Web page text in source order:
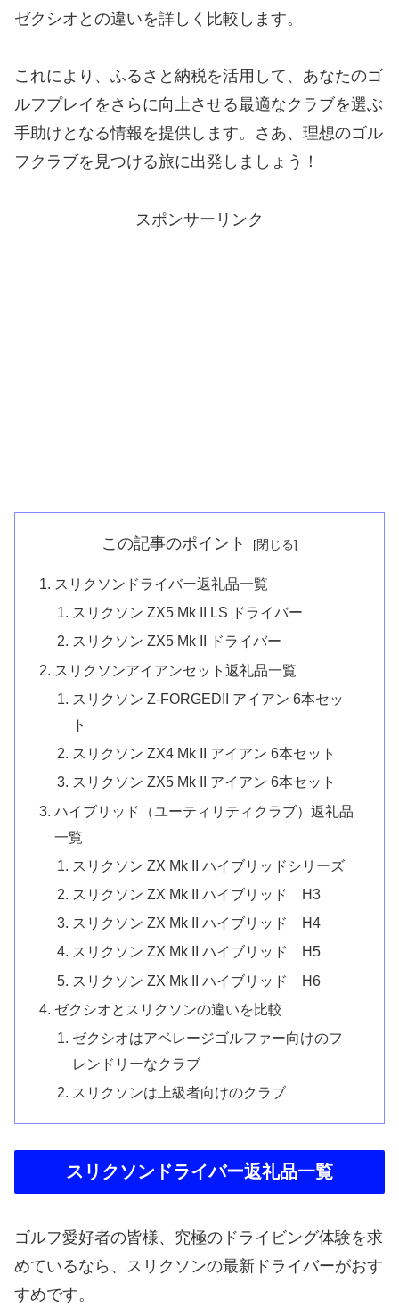
ゼクシオとの違いを詳しく比較します。
これにより、ふるさと納税を活用して、あなたのゴ
ルフプレイをさらに向上させる最適なクラブを選ぶ
手助けとなる情報を提供します。さあ、理想のゴル
フクラブを見つける旅に出発しましょう！
スポンサーリンク
この記事のポイント
スリクソンドライバー返礼品一覧
スリクソン ZX5 Mk II LS ドライバー
スリクソン ZX5 Mk II ドライバー
スリクソンアイアンセット返礼品一覧
スリクソン Z-FORGEDII アイアン 6本セッ
ト
スリクソン ZX4 Mk II アイアン 6本セット
スリクソン ZX5 Mk II アイアン 6本セット
ハイブリッド（ユーティリティクラブ）返礼品
一覧
スリクソン ZX Mk II ハイブリッドシリーズ
スリクソン ZX Mk II ハイブリッド H3
スリクソン ZX Mk II ハイブリッド H4
スリクソン ZX Mk II ハイブリッド H5
スリクソン ZX Mk II ハイブリッド H6
ゼクシオとスリクソンの違いを比較
ゼクシオはアベレージゴルファー向けのフ
レンドリーなクラブ
スリクソンは上級者向けのクラブ
スリクソンドライバー返礼品一覧
ゴルフ愛好者の皆様、究極のドライビング体験を求
めているなら、スリクソンの最新ドライバーがおす
すめです。